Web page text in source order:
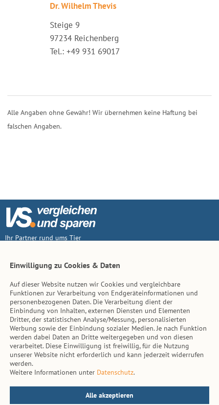
Dr. Wilhelm Thevis
Steige 9
97234 Reichenberg
Tel.: +49 931 69017
Alle Angaben ohne Gewähr! Wir übernehmen keine Haftung bei
falschen Angaben.
Ihr Partner rund ums Tier
Inhalt
Tierarzt-Suche
Hinweise
AGB
Impressum
Datenschutz
Kontakt
Einwilligung zu Cookies & Daten
Auf dieser Website nutzen wir Cookies und vergleichbare
Funktionen zur Verarbeitung von Endgeräteinformationen und
personenbezogenen Daten. Die Verarbeitung dient der
Einbindung von Inhalten, externen Diensten und Elementen
Dritter, der statistischen Analyse/Messung, personalisierten
Werbung sowie der Einbindung sozialer Medien. Je nach Funktion
werden dabei Daten an Dritte weitergegeben und von diesen
verarbeitet. Diese Einwilligung ist freiwillig, für die Nutzung
unserer Website nicht erforderlich und kann jederzeit widerrufen
werden.
Weitere Informationen unter Datenschutz.
Alle akzeptieren